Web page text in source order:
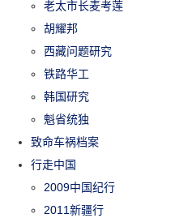
老太市长麦考莲
胡耀邦
西藏问题研究
铁路华工
韩国研究
魁省统独
致命车祸档案
行走中国
2009中国纪行
2011新疆行